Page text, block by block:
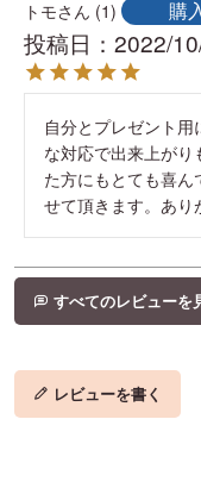
トモ 1 購
投稿日
2022/
自分とプレゼント
な対応で出来上が
た方にもとても喜ん
せて頂きます。あ
すべてのレビューを
レビューを書く